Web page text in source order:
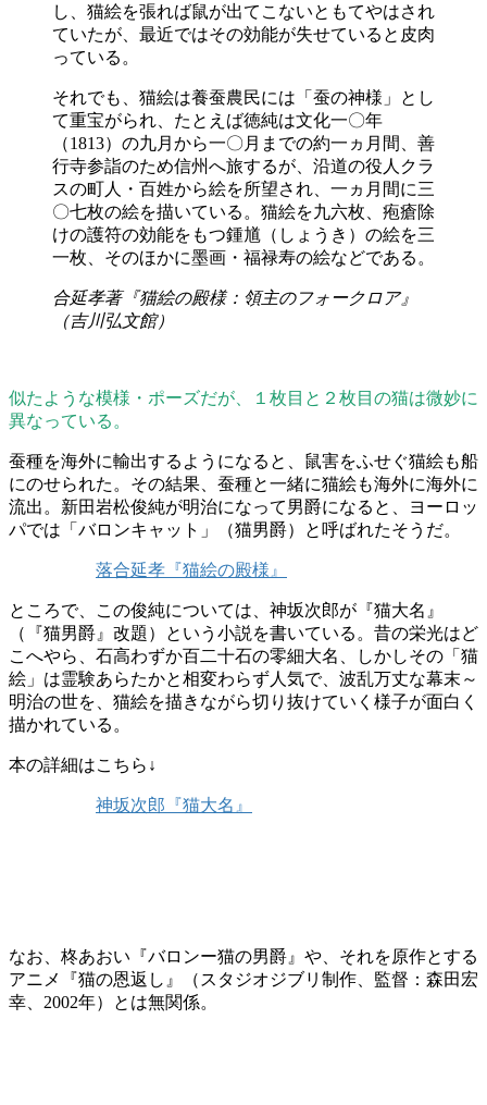
し、猫絵を張れば鼠が出てこないともてやはされ
ていたが、最近ではその効能が失せていると皮肉
っている。
それでも、猫絵は養蚕農民には「蚕の神様」とし
て重宝がられ、たとえば徳純は文化一〇年
（1813）の九月から一〇月までの約一ヵ月間、善
行寺参詣のため信州へ旅するが、沿道の役人クラ
スの町人・百姓から絵を所望され、一ヵ月間に三
〇七枚の絵を描いている。猫絵を九六枚、疱瘡除
けの護符の効能をもつ鍾馗（しょうき）の絵を三
一枚、そのほかに墨画・福禄寿の絵などである。
合延孝著『猫絵の殿様：領主のフォークロア』
（吉川弘文館）
似たような模様・ポーズだが、１枚目と２枚目の猫は微妙に
異なっている。
蚕種を海外に輸出するようになると、鼠害をふせぐ猫絵も船
にのせられた。その結果、蚕種と一緒に猫絵も海外に海外に
流出。新田岩松俊純が明治になって男爵になると、ヨーロッ
パでは「バロンキャット」（猫男爵）と呼ばれたそうだ。
落合延孝『猫絵の殿様』
ところで、この俊純については、神坂次郎が『猫大名』
（『猫男爵』改題）という小説を書いている。昔の栄光はど
こへやら、石高わずか百二十石の零細大名、しかしその「猫
絵」は霊験あらたかと相変わらず人気で、波乱万丈な幕末～
明治の世を、猫絵を描きながら切り抜けていく様子が面白く
描かれている。
本の詳細はこちら↓
神坂次郎『猫大名』
なお、柊あおい『バロンー猫の男爵』や、それを原作とする
アニメ『猫の恩返し』（スタジオジブリ制作、監督：森田宏
幸、2002年）とは無関係。